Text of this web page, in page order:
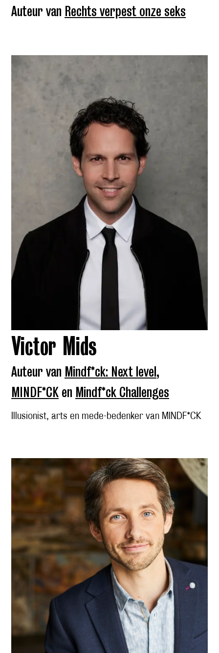
Auteur van Rechts verpest onze seks
Victor Mids
Auteur van Mindf*ck: Next level ,
MINDF*CK en Mindf*ck Challenges
Illusionist, arts en mede-bedenker van MINDF*CK